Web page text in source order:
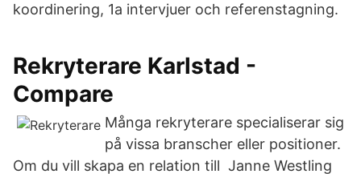
koordinering, 1a intervjuer och referenstagning.
Rekryterare Karlstad -
Compare
Många rekryterare specialiserar sig
på vissa branscher eller positioner.
Om du vill skapa en relation till Janne Westling